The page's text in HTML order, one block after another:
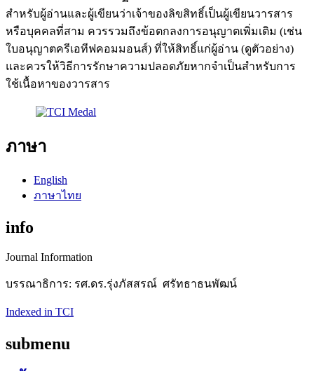
สำหรับผู้อ่านและผู้เขียนว่าเจ้าของลิขสิทธิ์เป็นผู้เขียนวารสาร
หรือบุคคลที่สาม ควรรวมถึงข้อตกลงการอนุญาตเพิ่มเติม (เช่น
ใบอนุญาตครีเอทีฟคอมมอนส์) ที่ให้สิทธิ์แก่ผู้อ่าน (ดูตัวอย่าง)
และควรให้วิธีการรักษาความปลอดภัยหากจำเป็นสำหรับการ
ใช้เนื้อหาของวารสาร
ภาษา
English
ภาษาไทย
info
Journal Information
บรรณาธิการ: รศ.ดร.รุ่งภัสสรณ์ ศรัทธาธนพัฒน์
Indexed in TCI
submenu